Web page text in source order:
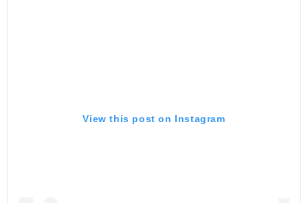
View this post on Instagram